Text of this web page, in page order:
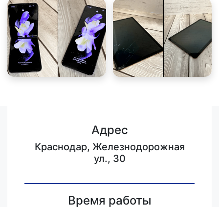
Адрес
Краснодар, Железнодорожная
ул., 30
Время работы